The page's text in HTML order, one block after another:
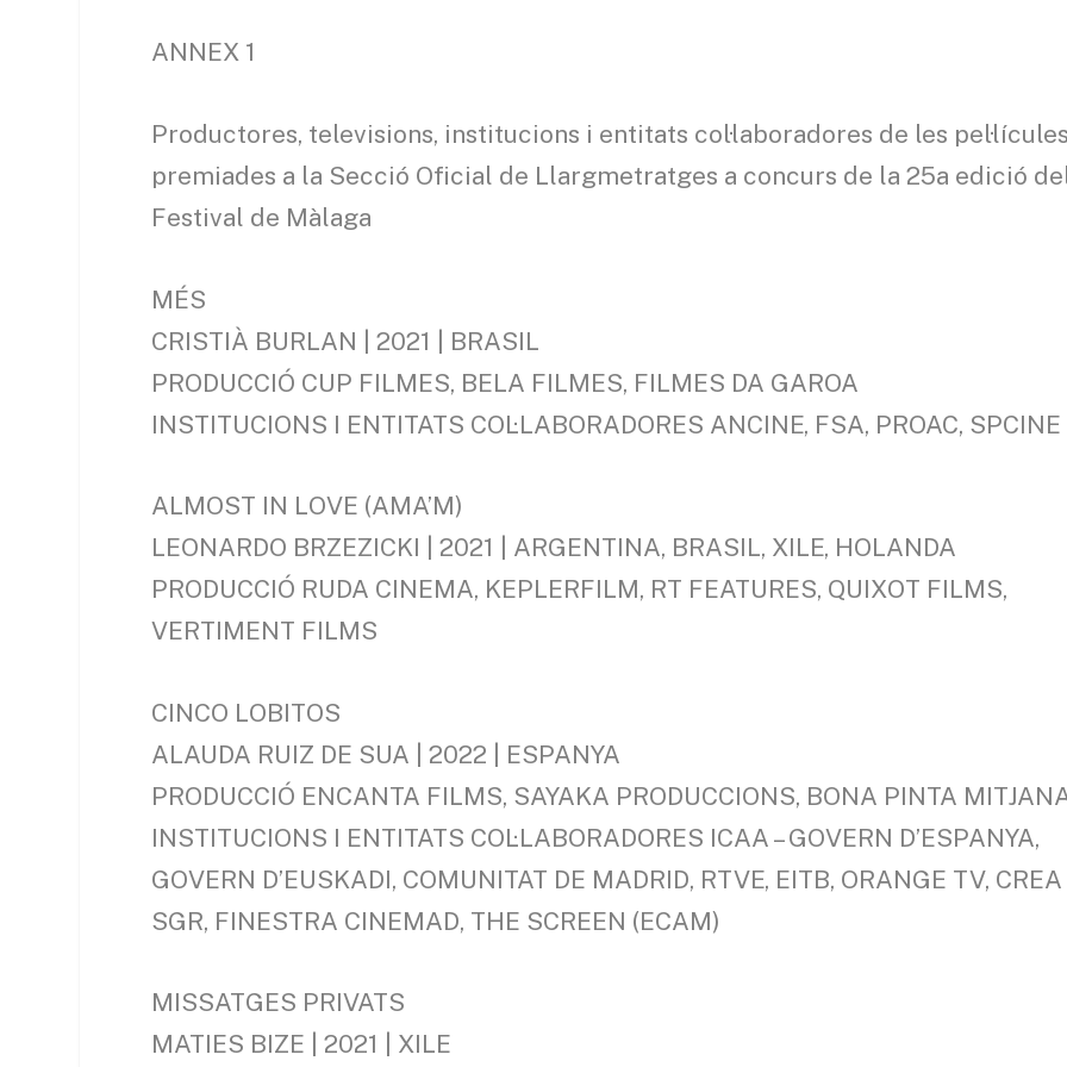
ANNEX 1
Productores, televisions, institucions i entitats col·laboradores de les
premiades a la Secció Oficial de Llargmetratges a concurs de la 25a edició
Festival de Màlaga
MÉS
CRISTIÀ BURLAN | 2021 | BRASIL
PRODUCCIÓ CUP FILMES, BELA FILMES, FILMES DA GAROA
INSTITUCIONS I ENTITATS COL·LABORADORES ANCINE, FSA, PROAC, SPCINE
ALMOST IN LOVE (AMA’M)
LEONARDO BRZEZICKI | 2021 | ARGENTINA, BRASIL, XILE, HOLANDA
PRODUCCIÓ RUDA CINEMA, KEPLERFILM, RT FEATURES, QUIXOT FILMS,
VERTIMENT FILMS
CINCO LOBITOS
ALAUDA RUIZ DE SUA | 2022 | ESPANYA
PRODUCCIÓ ENCANTA FILMS, SAYAKA PRODUCCIONS, BONA PINTA
INSTITUCIONS I ENTITATS COL·LABORADORES ICAA – GOVERN D’ESPANYA,
GOVERN D’EUSKADI, COMUNITAT DE MADRID, RTVE, EITB, ORANGE TV, CREA
SGR, FINESTRA CINEMAD, THE SCREEN (ECAM)
MISSATGES PRIVATS
MATIES BIZE | 2021 | XILE